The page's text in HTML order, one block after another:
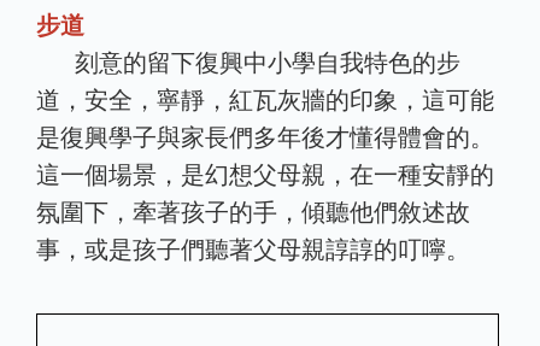
步道
刻意的留下復興中小學自我特色的步
道，安全，寧靜，紅瓦灰牆的印象，這可能
是復興學子與家長們多年後才懂得體會的。
這一個場景，是幻想父母親，在一種安靜的
氛圍下，牽著孩子的手，傾聽他們敘述故
事，或是孩子們聽著父母親諄諄的叮嚀。